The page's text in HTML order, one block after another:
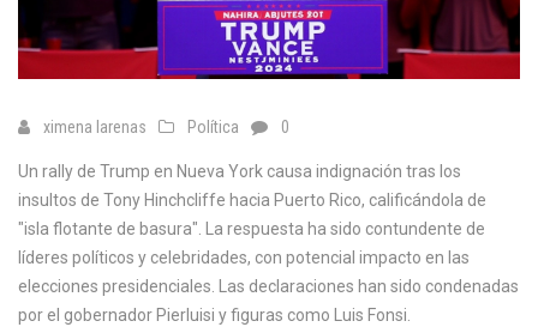
ximena larenas Política 0
Un rally de Trump en Nueva York causa indignación tras los
insultos de Tony Hinchcliffe hacia Puerto Rico, calificándola de
"isla flotante de basura". La respuesta ha sido contundente de
líderes políticos y celebridades, con potencial impacto en las
elecciones presidenciales. Las declaraciones han sido condenadas
por el gobernador Pierluisi y figuras como Luis Fonsi.